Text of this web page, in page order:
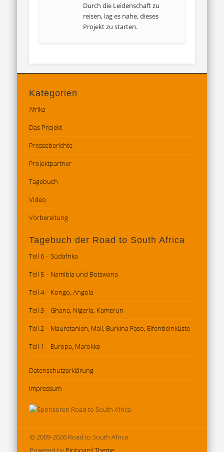
Durch die Leidenschaft zu
reisen, lag es nahe, dieses
Projekt zu starten.
Kategorien
Afrika
Das Projekt
Presseberichte
Projektpartner
Tagebuch
Video
Vorbereitung
Tagebuch der Road to South Africa
Teil 6 – Südafrika
Teil 5 – Namibia und Botswana
Teil 4 – Kongo, Angola
Teil 3 – Ghana, Nigeria, Kamerun
Teil 2 – Mauretanien, Mali, Burkina Faso, Elfenbeinküste
Teil 1 – Europa, Marokko
Datenschutz­erklärung
Impressum
© 2009-2026 Road to South Africa
Powered by Pinboard Theme